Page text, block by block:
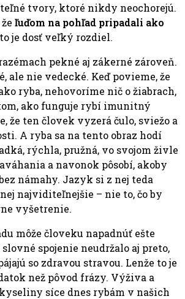
tvory, ktoré nikdy neochorejú.
ľuďom na pohľad pripadali ako
je dosť veľký rozdiel.
pekné aj zákerné zároveň.
ale nie vedecké. Keď povieme, že
ryba, nehovoríme nič o žiabrach,
ako funguje rybí imunitný
že ten človek vyzerá čulo, sviežo a
A ryba sa na tento obraz hodí
rýchla, pružná, vo svojom živle
a navonok pôsobí, akoby
námahy. Jazyk si z nej teda
najviditeľnejšie – nie to, čo by
vyšetrenie.
môže človeku napadnúť ešte
spojenie neudržalo aj preto,
so zdravou stravou. Lenže to je
než pôvod frázy. Výživa a
síce dnes rybám v našich